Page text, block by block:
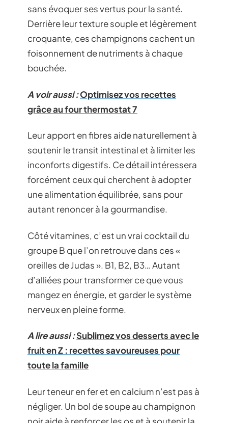
sans évoquer ses vertus pour la santé.
Derrière leur texture souple et légèrement
croquante, ces champignons cachent un
foisonnement de nutriments à chaque
bouchée.
A voir aussi :Optimisez vos recettes
grâce au four thermostat 7
Leur apport en fibres aide naturellement à
soutenir le transit intestinal et à limiter les
inconforts digestifs. Ce détail intéressera
forcément ceux qui cherchent à adopter
une alimentation équilibrée, sans pour
autant renoncer à la gourmandise.
Côté vitamines, c’est un vrai cocktail du
groupe B que l’on retrouve dans ces «
oreilles de Judas ». B1, B2, B3… Autant
d’alliées pour transformer ce que vous
mangez en énergie, et garder le système
nerveux en pleine forme.
A lire aussi :Sublimez vos desserts avec le
fruit en Z : recettes savoureuses pour
toute la famille
Leur teneur en fer et en calcium n’est pas à
négliger. Un bol de soupe au champignon
noir aide à renforcer les os et à soutenir la